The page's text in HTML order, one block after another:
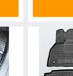
Prado J250 2023-
2015-2022
6-7 місць